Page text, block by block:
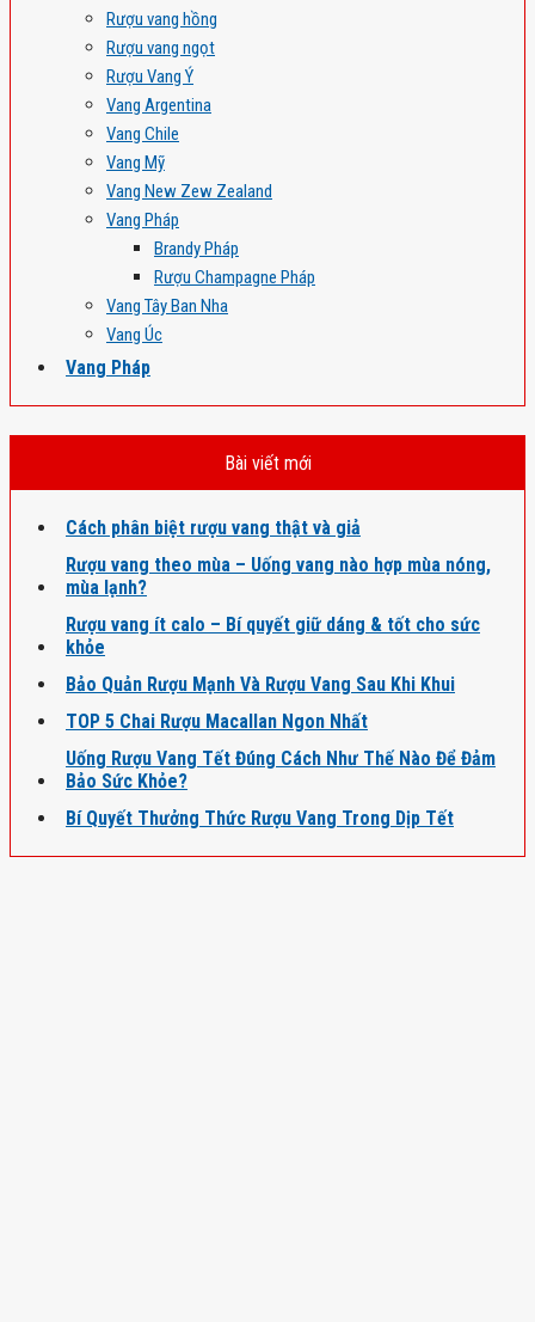
Rượu vang hồng
Rượu vang ngọt
Rượu Vang Ý
Vang Argentina
Vang Chile
Vang Mỹ
Vang New Zew Zealand
Vang Pháp
Brandy Pháp
Rượu Champagne Pháp
Vang Tây Ban Nha
Vang Úc
Vang Pháp
Bài viết mới
Cách phân biệt rượu vang thật và giả
Rượu vang theo mùa – Uống vang nào hợp mùa nóng,
mùa lạnh?
Rượu vang ít calo – Bí quyết giữ dáng & tốt cho sức
khỏe
Bảo Quản Rượu Mạnh Và Rượu Vang Sau Khi Khui
TOP 5 Chai Rượu Macallan Ngon Nhất
Uống Rượu Vang Tết Đúng Cách Như Thế Nào Để Đảm
Bảo Sức Khỏe?
Bí Quyết Thưởng Thức Rượu Vang Trong Dịp Tết